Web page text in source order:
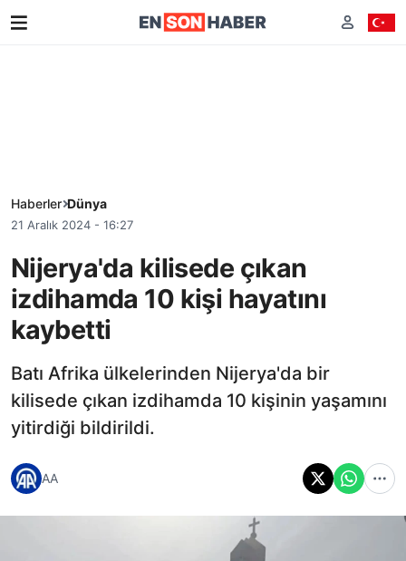
Haberler Dünya
21 Aralık 2024 - 16:27
Nijerya'da kilisede çıkan
izdihamda 10 kişi hayatını
kaybetti
Batı Afrika ülkelerinden Nijerya'da bir
kilisede çıkan izdihamda 10 kişinin yaşamını
yitirdiği bildirildi.
AA